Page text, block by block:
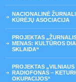
NACIONALINĖ
KŪRĖJŲ ASOCIACIJA
PROJEKTAS
MENAS: KULTŪROS
SKLAIDA“
PROJEKTAS „VILNIAUS
RADIOFONAS –
OKUPACIJOS“